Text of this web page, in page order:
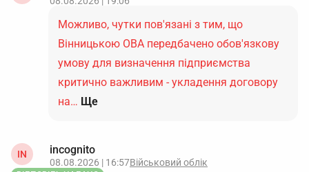
Можливо, чутки пов'язані з тим, що
Вінницькою ОВА передбачено обов'язкову
умову для визначення підприємства
критично важливим - укладення договору
на… Ще
IN incognito
08.08.2026 | 16:57Військовий облік